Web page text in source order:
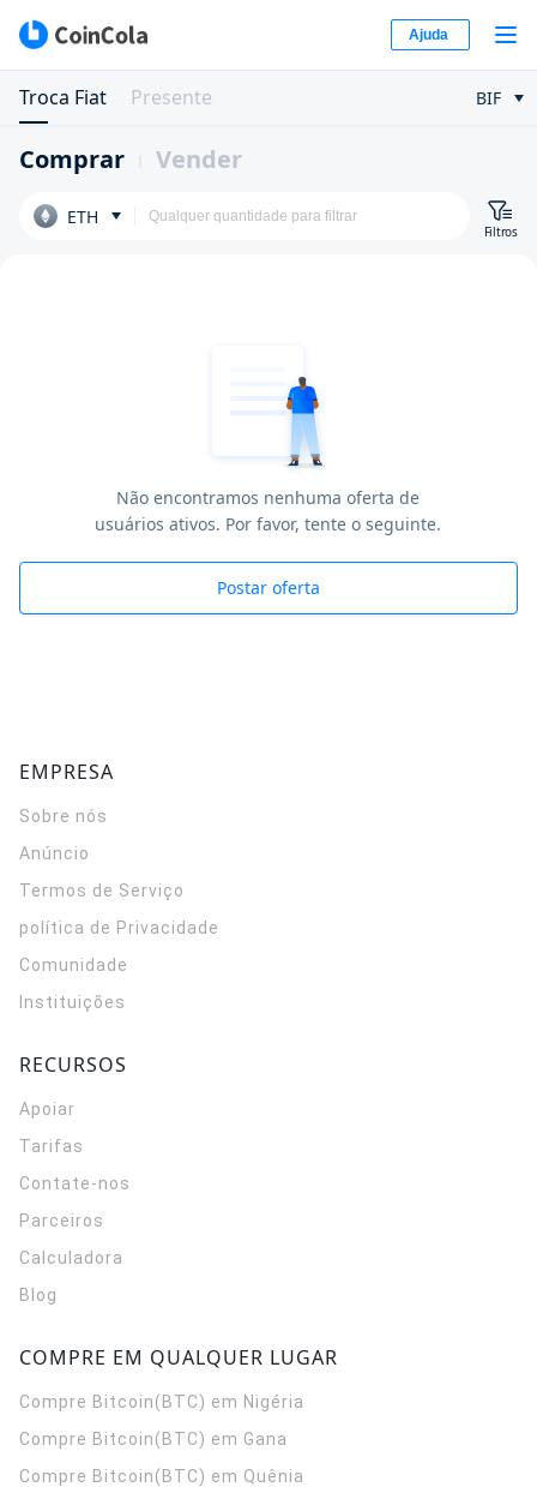
Ajuda
Troca Fiat Presente BIF
Comprar Vender
ETH
Filtros
Não encontramos nenhuma oferta de
usuários ativos. Por favor, tente o seguinte.
Postar oferta
EMPRESA
Sobre nós
Anúncio
Termos de Serviço
política de Privacidade
Comunidade
Instituições
RECURSOS
Apoiar
Tarifas
Contate-nos
Parceiros
Calculadora
Blog
COMPRE EM QUALQUER LUGAR
Compre Bitcoin(BTC) em Nigéria
Compre Bitcoin(BTC) em Gana
Compre Bitcoin(BTC) em Quênia